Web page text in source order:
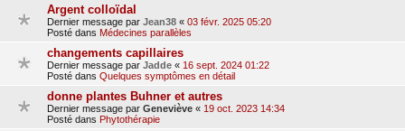
Argent colloïdal
Dernier message par Jean38 « 03 févr. 2025 05:20
Posté dans Médecines parallèles
changements capillaires
Dernier message par Jadde « 16 sept. 2024 01:22
Posté dans Quelques symptômes en détail
donne plantes Buhner et autres
Dernier message par Geneviève « 19 oct. 2023 14:34
Posté dans Phytothérapie